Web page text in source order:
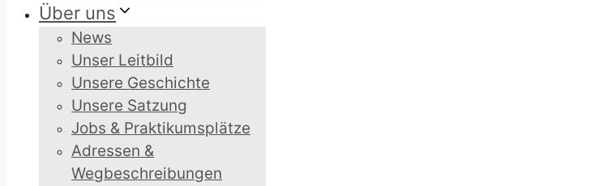
Über uns
News
Unser Leitbild
Unsere Geschichte
Unsere Satzung
Jobs & Praktikumsplätze
Adressen &
Wegbeschreibungen